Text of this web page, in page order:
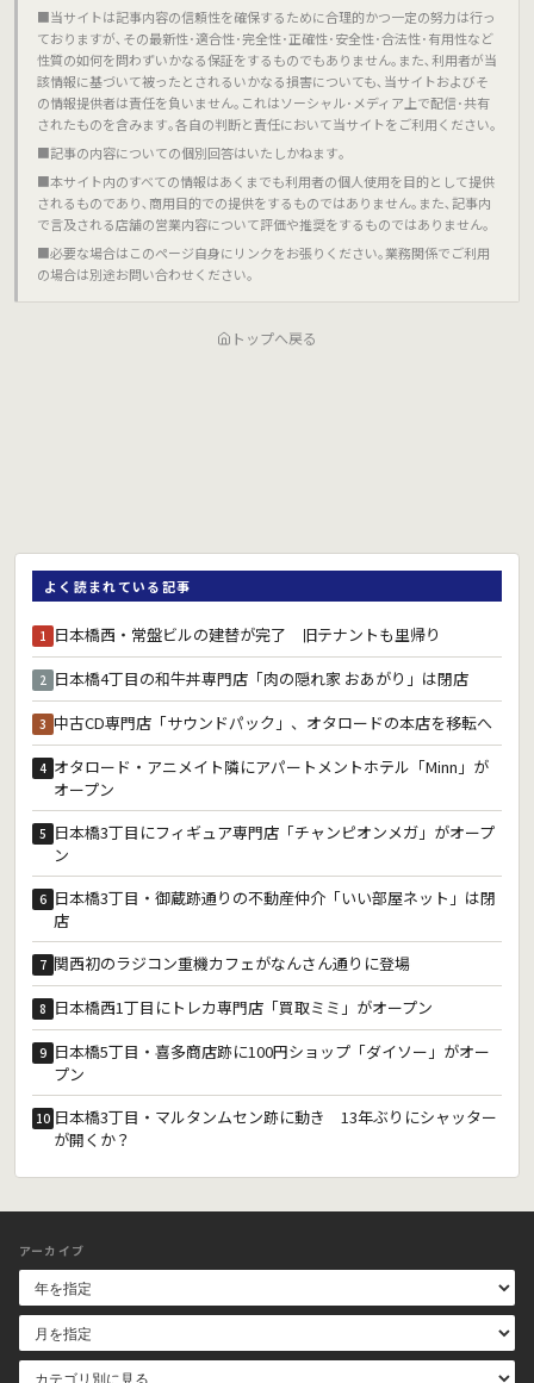
■当サイトは記事内容の信頼性を確保するために合理的かつ一定の努力は行っ
ておりますが､その最新性･適合性･完全性･正確性･安全性･合法性･有用性など
性質の如何を問わずいかなる保証をするものでもありません｡また､利用者が当
該情報に基づいて被ったとされるいかなる損害についても､当サイトおよびそ
の情報提供者は責任を負いません｡これはソーシャル･メディア上で配信･共有
されたものを含みます｡各自の判断と責任において当サイトをご利用ください｡
■記事の内容についての個別回答はいたしかねます｡
■本サイト内のすべての情報はあくまでも利用者の個人使用を目的として提供
されるものであり､商用目的での提供をするものではありません｡また､記事内
で言及される店舗の営業内容について評価や推奨をするものではありません｡
■必要な場合はこのページ自身にリンクをお張りください｡業務関係でご利用
の場合は別途お問い合わせください｡
トップへ戻る
よく読まれている記事
1 日本橋西・常盤ビルの建替が完了 旧テナントも里帰り
2 日本橋4丁目の和牛丼専門店「肉の隠れ家 おあがり」は閉店
3 中古CD専門店「サウンドパック」、オタロードの本店を移転へ
4 オタロード・アニメイト隣にアパートメントホテル「Minn」が
オープン
5 日本橋3丁目にフィギュア専門店「チャンピオンメガ」がオープ
ン
6 日本橋3丁目・御蔵跡通りの不動産仲介「いい部屋ネット」は閉
店
7 関西初のラジコン重機カフェがなんさん通りに登場
8 日本橋西1丁目にトレカ専門店「買取ミミ」がオープン
9 日本橋5丁目・喜多商店跡に100円ショップ「ダイソー」がオー
プン
10 日本橋3丁目・マルタンムセン跡に動き 13年ぶりにシャッター
が開くか？
アーカイブ